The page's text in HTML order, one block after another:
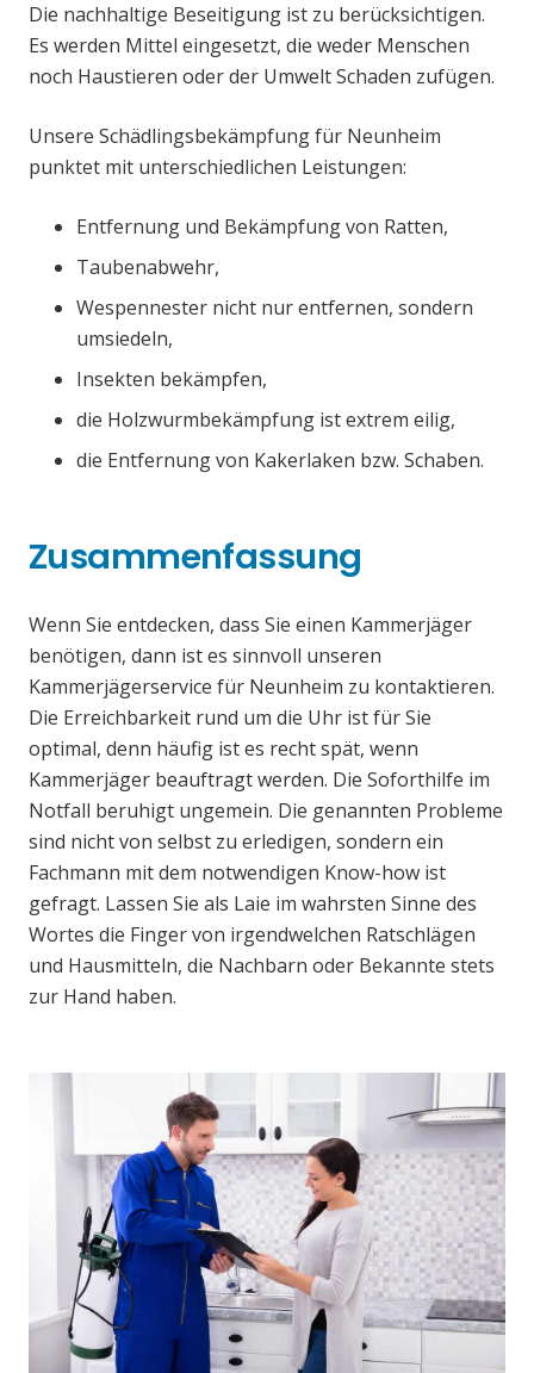
Die nachhaltige Beseitigung ist zu berücksichtigen.
Es werden Mittel eingesetzt, die weder Menschen
noch Haustieren oder der Umwelt Schaden zufügen.
Unsere Schädlingsbekämpfung für Neunheim
punktet mit unterschiedlichen Leistungen:
Entfernung und Bekämpfung von Ratten,
Taubenabwehr,
Wespennester nicht nur entfernen, sondern
umsiedeln,
Insekten bekämpfen,
die Holzwurmbekämpfung ist extrem eilig,
die Entfernung von Kakerlaken bzw. Schaben.
Zusammenfassung
Wenn Sie entdecken, dass Sie einen Kammerjäger
benötigen, dann ist es sinnvoll unseren
Kammerjägerservice für Neunheim zu kontaktieren.
Die Erreichbarkeit rund um die Uhr ist für Sie
optimal, denn häufig ist es recht spät, wenn
Kammerjäger beauftragt werden. Die Soforthilfe im
Notfall beruhigt ungemein. Die genannten Probleme
sind nicht von selbst zu erledigen, sondern ein
Fachmann mit dem notwendigen Know-how ist
gefragt. Lassen Sie als Laie im wahrsten Sinne des
Wortes die Finger von irgendwelchen Ratschlägen
und Hausmitteln, die Nachbarn oder Bekannte stets
zur Hand haben.